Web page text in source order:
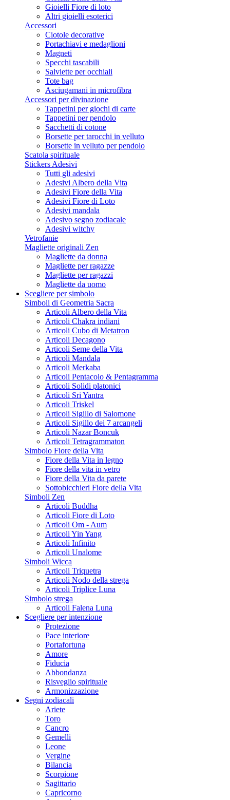
Gioielli Fiore di loto
Altri gioielli esoterici
Accessori
Ciotole decorative
Portachiavi e medaglioni
Magneti
Specchi tascabili
Salviette per occhiali
Tote bag
Asciugamani in microfibra
Accessori per divinazione
Tappetini per giochi di carte
Tappetini per pendolo
Sacchetti di cotone
Borsette per tarocchi in velluto
Borsette in velluto per pendolo
Scatola spirituale
Stickers Adesivi
Tutti gli adesivi
Adesivi Albero della Vita
Adesivi Fiore della Vita
Adesivi Fiore di Loto
Adesivi mandala
Adesivo segno zodiacale
Adesivi witchy
Vetrofanie
Magliette originali Zen
Magliette da donna
Magliette per ragazze
Magliette per ragazzi
Magliette da uomo
Scegliere per simbolo
Simboli di Geometria Sacra
Articoli Albero della Vita
Articoli Chakra indiani
Articoli Cubo di Metatron
Articoli Decagono
Articoli Seme della Vita
Articoli Mandala
Articoli Merkaba
Articoli Pentacolo & Pentagramma
Articoli Solidi platonici
Articoli Sri Yantra
Articoli Triskel
Articoli Sigillo di Salomone
Articoli Sigillo dei 7 arcangeli
Articoli Nazar Boncuk
Articoli Tetragrammaton
Simbolo Fiore della Vita
Fiore della Vita in legno
Fiore della vita in vetro
Fiore della Vita da parete
Sottobicchieri Fiore della Vita
Simboli Zen
Articoli Buddha
Articoli Fiore di Loto
Articoli Om - Aum
Articoli Yin Yang
Articoli Infinito
Articoli Unalome
Simboli Wicca
Articoli Triquetra
Articoli Nodo della strega
Articoli Triplice Luna
Simbolo strega
Articoli Falena Luna
Scegliere per intenzione
Protezione
Pace interiore
Portafortuna
Amore
Fiducia
Abbondanza
Risveglio spirituale
Armonizzazione
Segni zodiacali
Ariete
Toro
Cancro
Gemelli
Leone
Vergine
Bilancia
Scorpione
Sagittario
Capricorno